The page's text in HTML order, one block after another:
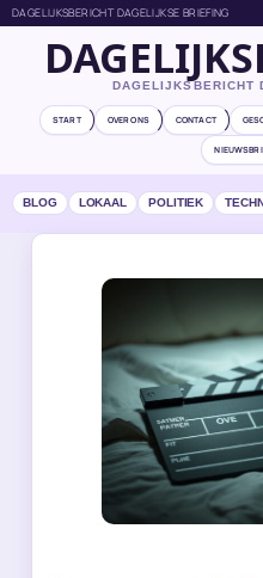
DAGELIJKSBERICHT DAGELIJKSE BRIEFING
DAGELIJKSBERICHT
START OVER ONS CONTACT
BLOG LOKAAL POLITIEK